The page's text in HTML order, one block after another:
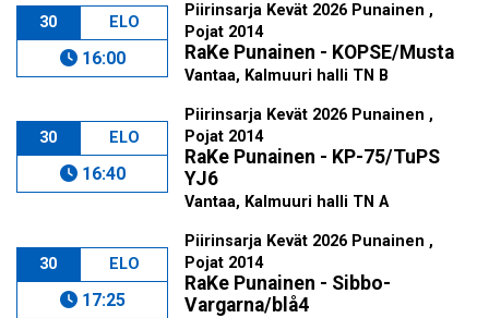
30 ELO
16:00
Piirinsarja Kevät 2026 Punainen ,
Pojat 2014
RaKe Punainen - KOPSE/Musta
Vantaa, Kalmuuri halli TN B
30 ELO
16:40
Piirinsarja Kevät 2026 Punainen ,
Pojat 2014
RaKe Punainen - KP-75/TuPS
YJ6
Vantaa, Kalmuuri halli TN A
30 ELO
17:25
Piirinsarja Kevät 2026 Punainen ,
Pojat 2014
RaKe Punainen - Sibbo-
Vargarna/blå4